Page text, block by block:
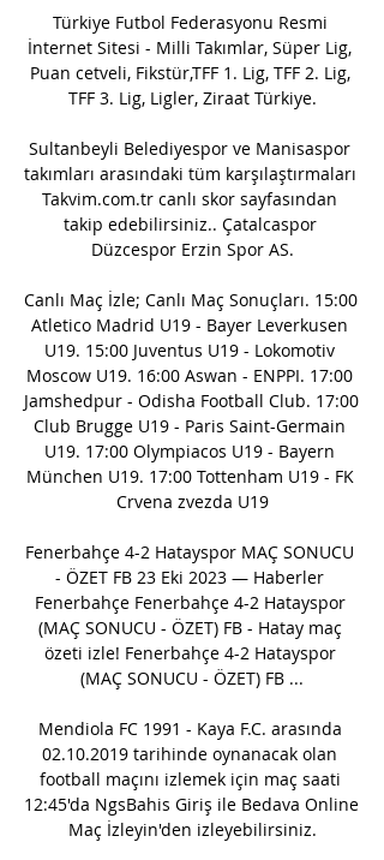
Türkiye Futbol Federasyonu Resmi
İnternet Sitesi - Milli Takımlar, Süper Lig,
Puan cetveli, Fikstür,TFF 1. Lig, TFF 2. Lig,
TFF 3. Lig, Ligler, Ziraat Türkiye.
Sultanbeyli Belediyespor ve Manisaspor
takımları arasındaki tüm karşılaştırmaları
Takvim.com.tr canlı skor sayfasından
takip edebilirsiniz.. Çatalcaspor
Düzcespor Erzin Spor AS.
Canlı Maç İzle; Canlı Maç Sonuçları. 15:00
Atletico Madrid U19 - Bayer Leverkusen
U19. 15:00 Juventus U19 - Lokomotiv
Moscow U19. 16:00 Aswan - ENPPI. 17:00
Jamshedpur - Odisha Football Club. 17:00
Club Brugge U19 - Paris Saint-Germain
U19. 17:00 Olympiacos U19 - Bayern
München U19. 17:00 Tottenham U19 - FK
Crvena zvezda U19
Fenerbahçe 4-2 Hatayspor MAÇ SONUCU
- ÖZET FB 23 Eki 2023 — Haberler
Fenerbahçe Fenerbahçe 4-2 Hatayspor
(MAÇ SONUCU - ÖZET) FB - Hatay maç
özeti izle! Fenerbahçe 4-2 Hatayspor
(MAÇ SONUCU - ÖZET) FB ...
Mendiola FC 1991 - Kaya F.C. arasında
02.10.2019 tarihinde oynanacak olan
football maçını izlemek için maç saati
12:45'da NgsBahis Giriş ile Bedava Online
Maç İzleyin'den izleyebilirsiniz.